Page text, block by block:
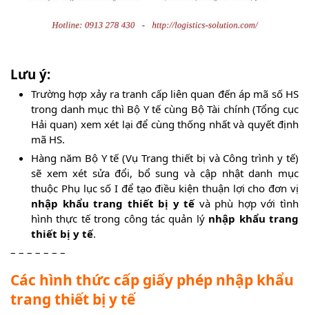
Lưu ý:
Trường hợp xảy ra tranh cấp liên quan đến áp mã số HS
trong danh mục thì Bộ Y tế cùng Bộ Tài chính (Tổng cục
Hải quan) xem xét lại để cùng thống nhất và quyết định
mã HS.
Hàng năm Bộ Y tế (Vụ Trang thiết bị và Công trình y tế)
sẽ xem xét sửa đổi, bổ sung và cập nhật danh mục
thuộc Phụ lục số I để tạo điều kiện thuận lợi cho đơn vị
nhập khẩu trang thiết bị y tếvà phù hợp với tình
hình thực tế trong công tác quản lý nhập khẩu trang
thiết bị y tế.
– – – – – – –
Các hình thức cấp giấy phép nhập khẩu
trang thiết bị y tế